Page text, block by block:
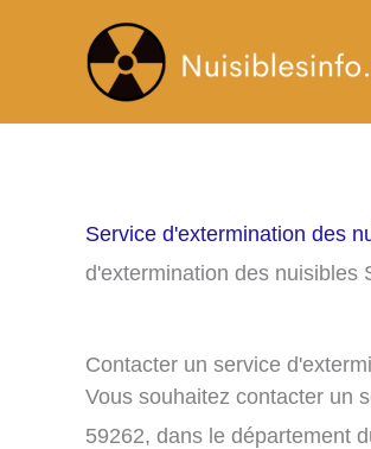
Service d'extermination des
d'extermination des nuisibles
Contacter un service
Vous souhaitez contacter un
59262, dans le département